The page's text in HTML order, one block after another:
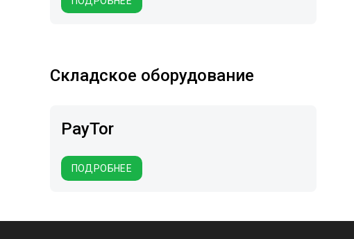
PayTor
ПОДРОБНЕЕ
Складское оборудование